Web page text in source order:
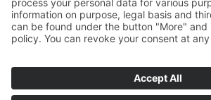
Tel.: 0 20 43 / 9 73 70
info@pieper-freizeit.de